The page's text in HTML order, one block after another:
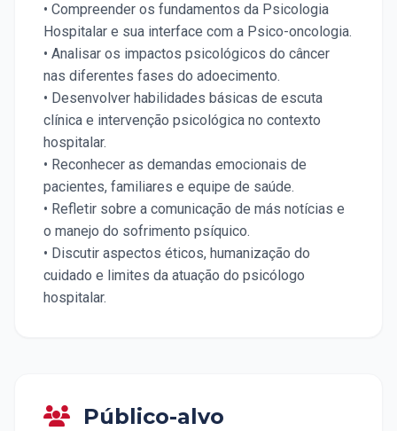
• Compreender os fundamentos da Psicologia
Hospitalar e sua interface com a Psico-oncologia.
• Analisar os impactos psicológicos do câncer
nas diferentes fases do adoecimento.
• Desenvolver habilidades básicas de escuta
clínica e intervenção psicológica no contexto
hospitalar.
• Reconhecer as demandas emocionais de
pacientes, familiares e equipe de saúde.
• Refletir sobre a comunicação de más notícias e
o manejo do sofrimento psíquico.
• Discutir aspectos éticos, humanização do
cuidado e limites da atuação do psicólogo
hospitalar.
Público-alvo